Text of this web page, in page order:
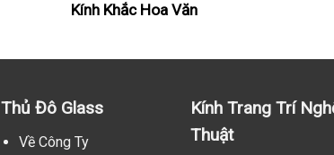
Kính Khắc Hoa Văn
Thủ Đô Glass
Về Công Ty
Kính Trang Trí
Thuật